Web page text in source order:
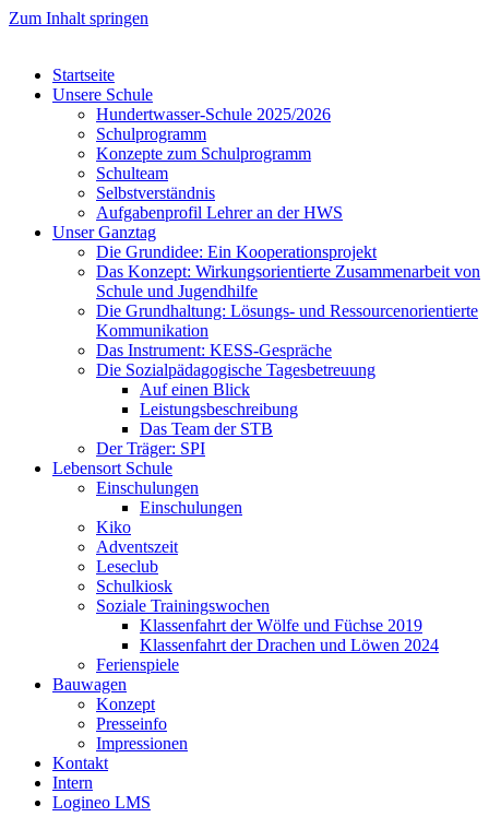
Zum Inhalt springen
Startseite
Unsere Schule
Hundertwasser-Schule 2025/2026
Schulprogramm
Konzepte zum Schulprogramm
Schulteam
Selbst­ver­ständ­nis
Aufgabenprofil Lehrer an der HWS
Unser Ganztag
Die Grundidee: Ein Kooperationsprojekt
Das Konzept: Wirkungsorientierte Zusammenarbeit von
Schule und Jugendhilfe
Die Grundhaltung: Lösungs- und Ressourcenorientierte
Kommunikation
Das Instrument: KESS-Gespräche
Die Sozialpädagogische Tagesbetreuung
Auf einen Blick
Leistungsbeschreibung
Das Team der STB
Der Träger: SPI
Lebensort Schule
Einschulungen
Einschulungen
Kiko
Adventszeit
Leseclub
Schulkiosk
Soziale Trainingswochen
Klassenfahrt der Wölfe und Füchse 2019
Klassenfahrt der Drachen und Löwen 2024
Ferienspiele
Bauwagen
Konzept
Presseinfo
Impressionen
Kontakt
Intern
Logineo LMS